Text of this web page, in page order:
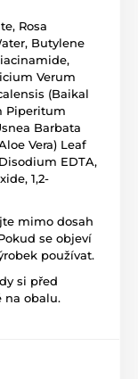
Rosa
Butylene
Verum
(Baikal
Piperitum
Barbata
Vera) Leaf
EDTA,
1,2-
mimo dosah
se objeví
používat.
si před
na obalu.